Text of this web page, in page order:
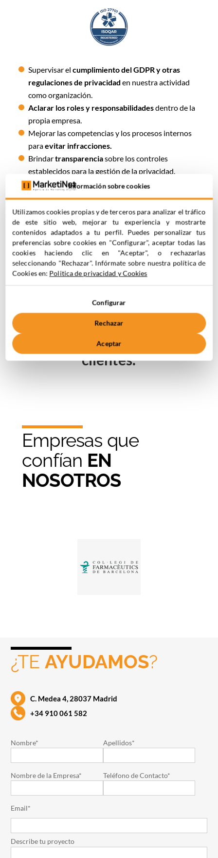
Supervisar elcumplimiento del GDPR y otras
regulaciones de privacidad en nuestra actividad
como organización.
Aclarar los roles y responsabilidadesdentro de la
propia empresa.
Mejorar las competencias y los procesos internos
paraevitar infracciones.
Brindartransparenciasobre los controles
establecidos para la gestión de la privacidad.
Facilitaracuerdos con socios comerciales
procesamiento de PII es mutuamente relevante.
Se integran fácilmente con lanorma líder en
seguridad de la información ISO / IEC 27001.
Desde MarketiNet,
ofrecer servicios de
marketing digital de la
mejor calidad y garantizar
la seguridad de nuestros
clientes.
Empresas que
confían EN
NOSOTROS
¿TEAYUDAMOS?
C. Medea 4, 28037 Madrid
+34 910 061 582
Nombre* Apellidos*
Nombre de la Empresa* Teléfono de Contacto*
Email*
Describe tu proyecto
Información sobre cookies
Utilizamos cookies propias y de terceros para analizar el tráfico
de este sitio web, mejorar tu experiencia y mostrarte
contenidos adaptados a tu perfil. Puedes personalizar tus
preferencias sobre cookies en "Configurar", aceptar todas las
cookies haciendo clic en "Aceptar", o rechazarlas
seleccionando "Rechazar". Infórmate sobre nuestra política de
Cookies en: Politica de privacidad y Cookies
Configurar
Rechazar
Aceptar